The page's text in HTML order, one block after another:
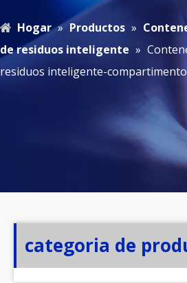
Hogar » Productos »
de residuos inteligente »
residuos inteligente-
categoria de